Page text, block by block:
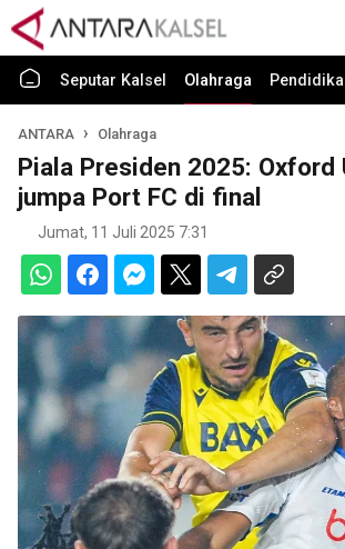
Seputar Kalsel Olahraga
ANTARA Olahraga
Piala Presiden 2025: Oxford
jumpa Port FC di final
Jumat, 11 Juli 2025 7:31